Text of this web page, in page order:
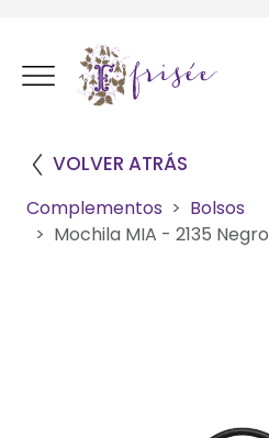
VOLVER ATRÁS
Complementos
Bolsos
Mochila MIA - 2135 Negro